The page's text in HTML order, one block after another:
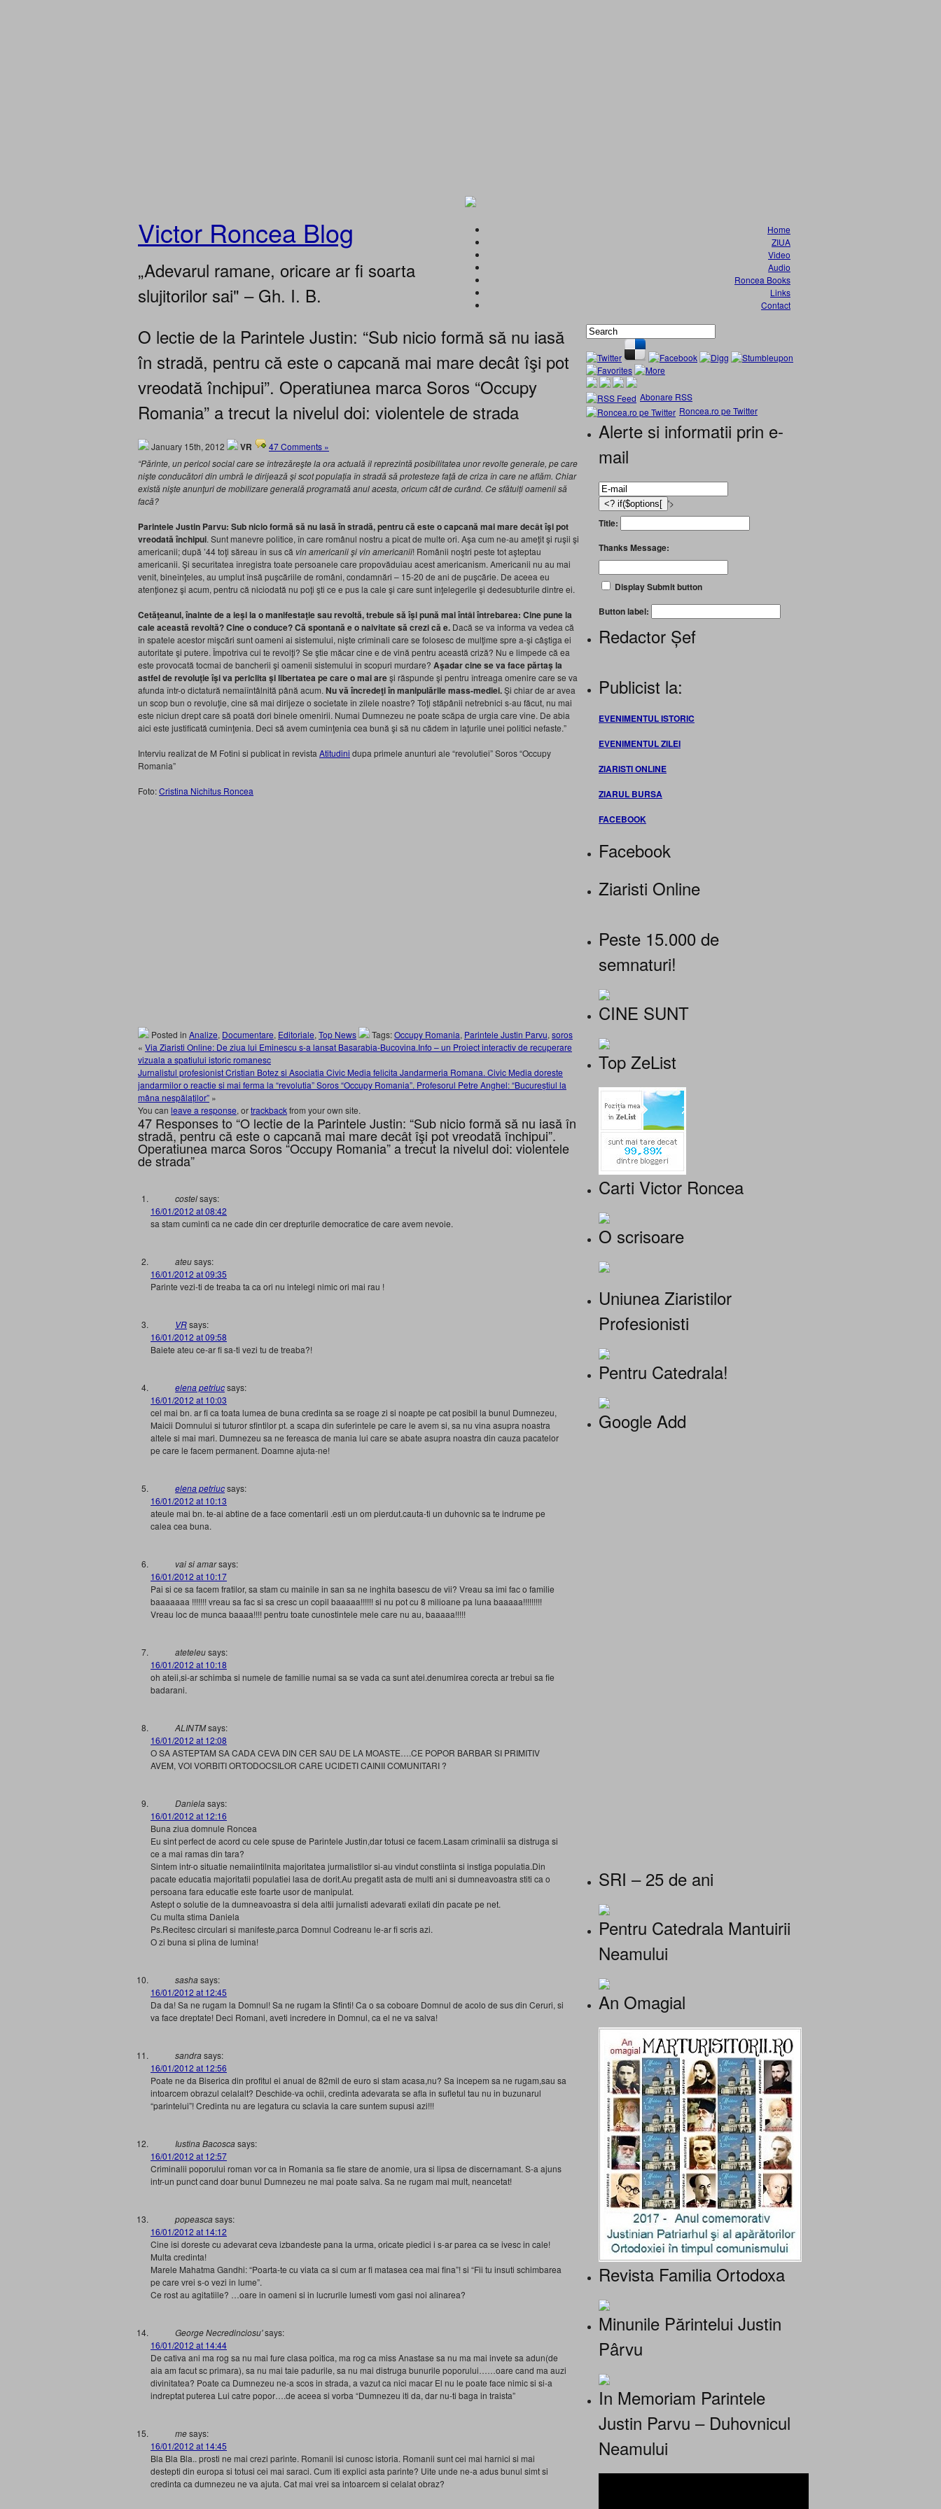
Victor Roncea Blog
„Adevarul ramane, oricare ar fi soarta
slujitorilor sai" – Gh. I. B.
Home
ZIUA
Video
Audio
Roncea Books
Links
Contact
O lectie de la Parintele Justin: “Sub nicio formă să nu iasă
în stradă, pentru că este o capcană mai mare decât îşi pot
vreodată închipui”. Operatiunea marca Soros “Occupy
Romania” a trecut la nivelul doi: violentele de strada
January 15th, 2012 VR
47 Comments »
“Părinte, un pericol social care se întrezăreşte la ora actuală îl reprezintă posibilitatea unor revolte generale, pe care
nişte conducători din umbră le dirijează şi scot populația în stradă să protesteze faţă de criza în care ne aflăm. Chiar
există nişte anunţuri de mobilizare generală programată anul acesta, oricum cât de curând. Ce sfătuiți oamenii să
facă?
Parintele Justin Parvu: Sub nicio formă să nu iasă în stradă, pentru că este o capcană mai mare decât îşi pot
vreodată închipui. Sunt manevre politice, în care românul nostru a picat de multe ori. Aşa cum ne-au ameţit şi ruşii şi
americanii; după ’44 toţi săreau în sus că vin americanii şi vin americanii! Românii noştri peste tot aşteptau
americanii. Şi securitatea înregistra toate persoanele care propovăduiau acest americanism. Americanii nu au mai
venit, bineînţeles, au umplut însă puşcăriile de români, condamnări – 15-20 de ani de puşcărie. De aceea eu
atenţionez şi acum, pentru că niciodată nu poţi şti ce e pus la cale şi care sunt înţelegerile şi dedesubturile dintre ei.
Cetăţeanul, înainte de a ieşi la o manifestaţie sau revoltă, trebuie să îşi pună mai întâi întrebarea: Cine pune la
cale această revoltă? Cine o conduce? Că spontană e o naivitate să crezi că e. Dacă se va informa va vedea că
în spatele acestor mişcări sunt oameni ai sistemului, nişte criminali care se folosesc de mulţime spre a-şi câştiga ei
autoritate şi putere. Împotriva cui te revolţi? Se ştie măcar cine e de vină pentru această criză? Nu e limpede că ea
este provocată tocmai de bancherii şi oamenii sistemului în scopuri murdare? Aşadar cine se va face părtaş la
astfel de revoluţie îşi va periclita şi libertatea pe care o mai areşi răspunde şi pentru întreaga omenire care se va
afunda într-o dictatură nemaiîntâlnită până acum. Nu vă încredeţi în manipulările mass-mediei.Şi chiar de ar avea
un scop bun o revoluţie, cine să mai dirijeze o societate în zilele noastre? Toţi stăpânii netrebnici s-au făcut, nu mai
este niciun drept care să poată dori binele omenirii. Numai Dumnezeu ne poate scăpa de urgia care vine. De abia
aici este justificată cuminţenia. Deci să avem cuminţenia cea bună şi să nu cădem în laţurile unei politici nefaste.”
Interviu realizat de M Fotini si publicat in revista Atitudini dupa primele anunturi ale “revolutiei” Soros “Occupy
Romania”
Foto:Cristina Nichitus Roncea
Posted in Analize, Documentare, Editoriale, Top News Tags:Occupy Romania, Parintele Justin Parvu, soros
« Via Ziaristi Online: De ziua lui Eminescu s-a lansat Basarabia-Bucovina.Info – un Proiect interactiv de recuperare
vizuala a spatiului istoric romanesc
Jurnalistul profesionist Cristian Botez si Asociatia Civic Media felicita Jandarmeria Romana. Civic Media doreste
jandarmilor o reactie si mai ferma la “revolutia” Soros “Occupy Romania”. Profesorul Petre Anghel: “Bucureștiul la
mâna nespălaților” »
You can leave a response, ortrackbackfrom your own site.
47 Responses to “O lectie de la Parintele Justin: “Sub nicio formă să nu iasă în
stradă, pentru că este o capcană mai mare decât îşi pot vreodată închipui”.
Operatiunea marca Soros “Occupy Romania” a trecut la nivelul doi: violentele
de strada”
costelsays:
16/01/2012 at 08:42
sa stam cuminti ca ne cade din cer drepturile democratice de care avem nevoie.
ateusays:
16/01/2012 at 09:35
Parinte vezi-ti de treaba ta ca ori nu intelegi nimic ori mai rau !
VRsays:
16/01/2012 at 09:58
Baiete ateu ce-ar fi sa-ti vezi tu de treaba?!
elena petriucsays:
16/01/2012 at 10:03
cel mai bn. ar fi ca toata lumea de buna credinta sa se roage zi si noapte pe cat posibil la bunul Dumnezeu,
Maicii Domnului si tuturor sfintilor pt. a scapa din suferintele pe care le avem si, sa nu vina asupra noastra
altele si mai mari. Dumnezeu sa ne fereasca de mania lui care se abate asupra noastra din cauza pacatelor
pe care le facem permanent. Doamne ajuta-ne!
elena petriucsays:
16/01/2012 at 10:13
ateule mai bn. te-ai abtine de a face comentarii .esti un om pierdut.cauta-ti un duhovnic sa te indrume pe
calea cea buna.
vai si amarsays:
16/01/2012 at 10:17
Pai si ce sa facem fratilor, sa stam cu mainile in san sa ne inghita basescu de vii? Vreau sa imi fac o familie
baaaaaaa !!!!!!! vreau sa fac si sa cresc un copil baaaaa!!!!!! si nu pot cu 8 milioane pa luna baaaaa!!!!!!!!!
Vreau loc de munca baaaa!!!! pentru toate cunostintele mele care nu au, baaaaa!!!!!
ateteleusays:
16/01/2012 at 10:18
oh ateii,si-ar schimba si numele de familie numai sa se vada ca sunt atei.denumirea corecta ar trebui sa fie
badarani.
ALINTMsays:
16/01/2012 at 12:08
O SA ASTEPTAM SA CADA CEVA DIN CER SAU DE LA MOASTE….CE POPOR BARBAR SI PRIMITIV
AVEM, VOI VORBITI ORTODOCSILOR CARE UCIDETI CAINII COMUNITARI ?
Danielasays:
16/01/2012 at 12:16
Buna ziua domnule Roncea
Eu sint perfect de acord cu cele spuse de Parintele Justin,dar totusi ce facem.Lasam criminalii sa distruga si
ce a mai ramas din tara?
Sintem intr-o situatie nemaiintilnita majoritatea jurmalistilor si-au vindut constiinta si instiga populatia.Din
pacate educatia majoritatii populatiei lasa de dorit.Au pregatit asta de multi ani si dumneavoastra stiti ca o
persoana fara educatie este foarte usor de manipulat.
Astept o solutie de la dumneavoastra si dela altii jurnalisti adevarati exilati din pacate pe net.
Cu multa stima Daniela
Ps.Recitesc circulari si manifeste,parca Domnul Codreanu le-ar fi scris azi.
O zi buna si plina de lumina!
sashasays:
16/01/2012 at 12:45
Da da! Sa ne rugam la Domnul! Sa ne rugam la Sfinti! Ca o sa coboare Domnul de acolo de sus din Ceruri, si
va face dreptate! Deci Romani, aveti incredere in Domnul, ca el ne va salva!
sandrasays:
16/01/2012 at 12:56
Poate ne da Biserica din profitul ei anual de 82mil de euro si stam acasa,nu? Sa incepem sa ne rugam,sau sa
intoarcem obrazul celalalt? Deschide-va ochii, credinta adevarata se afla in sufletul tau nu in buzunarul
“parintelui”! Credinta nu are legatura cu sclavia la care suntem supusi azi!!!
Iustina Bacoscasays:
16/01/2012 at 12:57
Criminalii poporului roman vor ca in Romania sa fie stare de anomie, ura si lipsa de discernamant. S-a ajuns
intr-un punct cand doar bunul Dumnezeu ne mai poate salva. Sa ne rugam mai mult, neancetat!
popeascasays:
16/01/2012 at 14:12
Cine isi doreste cu adevarat ceva izbandeste pana la urma, oricate piedici i s-ar parea ca se ivesc in cale!
Multa credinta!
Marele Mahatma Gandhi: “Poarta-te cu viata ca si cum ar fi matasea cea mai fina”! si “Fii tu insuti schimbarea
pe care vrei s-o vezi in lume”.
Ce rost au agitatiile? …oare in oameni si in lucrurile lumesti vom gasi noi alinarea?
George Necredinciosu'says:
16/01/2012 at 14:44
De cativa ani ma rog sa nu mai fure clasa poitica, ma rog ca miss Anastase sa nu ma mai invete sa adun(de
aia am facut sc primara), sa nu mai taie padurile, sa nu mai distruga bunurile poporului……oare cand ma auzi
divinitatea? Poate ca Dumnezeu ne-a scos in strada, a vazut ca nici macar El nu le poate face nimic si si-a
indreptat puterea Lui catre popor….de aceea si vorba “Dumnezeu iti da, dar nu-ti baga in traista”
mesays:
16/01/2012 at 14:45
Bla Bla Bla.. prosti ne mai crezi parinte. Romanii isi cunosc istoria. Romanii sunt cei mai harnici si mai
destepti din europa si totusi cei mai saraci. Cum iti explici asta parinte? Uite unde ne-a adus bunul simt si
credinta ca dumnezeu ne va ajuta. Cat mai vrei sa intoarcem si celalat obraz?
Abonare RSS
Roncea.ro pe Twitter
Alerte si informatii prin e-
mail
'>
Title:
Thanks Message:
Display Submit button
Button label:
Redactor Șef
Publicist la:
EVENIMENTUL ISTORIC
EVENIMENTUL ZILEI
ZIARISTI ONLINE
ZIARUL BURSA
FACEBOOK
Facebook
Ziaristi Online
Peste 15.000 de
semnaturi!
CINE SUNT
Top ZeList
Carti Victor Roncea
O scrisoare
Uniunea Ziaristilor
Profesionisti
Pentru Catedrala!
Google Add
SRI – 25 de ani
Pentru Catedrala Mantuirii
Neamului
An Omagial
Revista Familia Ortodoxa
Minunile Părintelui Justin
Pârvu
In Memoriam Parintele
Justin Parvu – Duhovnicul
Neamului